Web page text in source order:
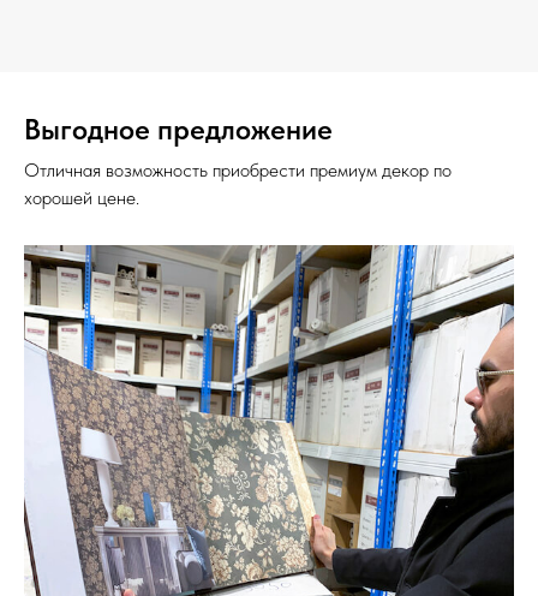
Выгодное предложение
Отличная возможность приобрести премиум декор по
хорошей цене.